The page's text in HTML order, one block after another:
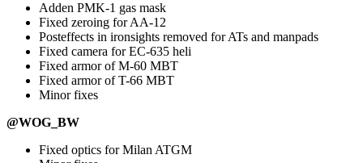
Adden PMK-1 gas mask
Fixed zeroing for AA-12
Posteffects in ironsights removed for ATs and manpads
Fixed camera for EC-635 heli
Fixed armor of M-60 MBT
Fixed armor of T-66 MBT
Minor fixes
@WOG_BW
Fixed optics for Milan ATGM